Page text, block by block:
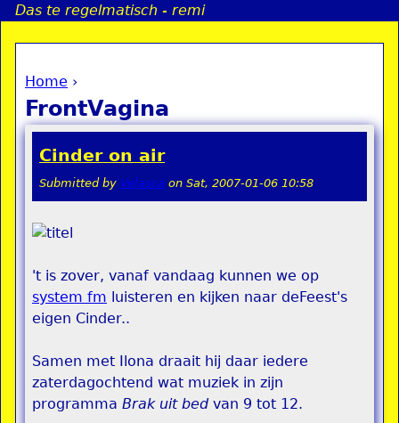
Jump to navigation
Das te regelmatisch - remi
You are here
Home ›
FrontVagina
Cinder on air
Submitted by Velasca on Sat, 2007-01-06 10:58
't is zover, vanaf vandaag kunnen we op
system fm luisteren en kijken naar deFeest's
eigen Cinder..
Samen met Ilona draait hij daar iedere
zaterdagochtend wat muziek in zijn
programma Brak uit bedvan 9 tot 12.